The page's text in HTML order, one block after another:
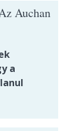
Auchan
a